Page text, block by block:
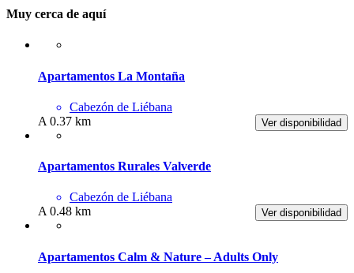
Muy cerca de aquí
Apartamentos La Montaña
Cabezón de Liébana
Ver disponibilidad
A 0.37 km
Apartamentos Rurales Valverde
Cabezón de Liébana
Ver disponibilidad
A 0.48 km
Apartamentos Calm & Nature – Adults Only